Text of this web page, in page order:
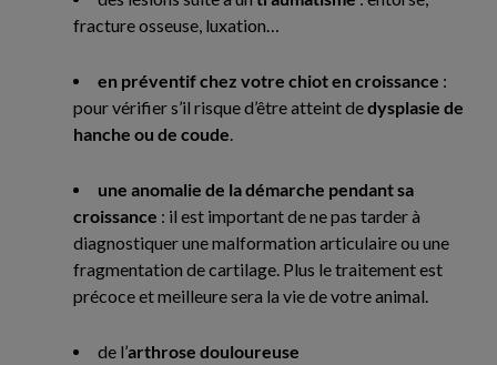
fracture osseuse, luxation…
en préventif chez votre chiot en croissance :
pour vérifier s’il risque d’être atteint dedysplasie de
hanche ou de coude.
une anomalie de la démarche pendant sa
croissance : il est important de ne pas tarder à
diagnostiquer une malformation articulaire ou une
fragmentation de cartilage. Plus le traitement est
précoce et meilleure sera la vie de votre animal.
de l’arthrose douloureuse